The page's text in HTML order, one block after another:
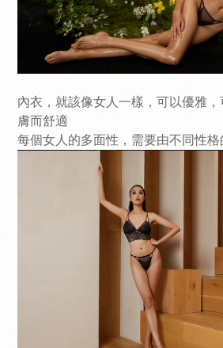
內衣，就該像女人一樣，可以優雅
膚而舒適
每個女人的多面性，需要由不同性格